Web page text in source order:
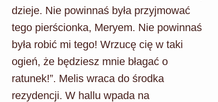
dzieje. Nie powinnaś była przyjmować
tego pierścionka, Meryem. Nie powinnaś
była robić mi tego! Wrzucę cię w taki
ogień, że będziesz mnie błagać o
ratunek!”. Melis wraca do środka
rezydencji. W hallu wpada na